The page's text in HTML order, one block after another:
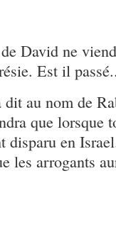
David ne
Est il
au nom de
que lorsque
disparu en
les arrogants